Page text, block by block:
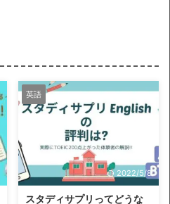
英語
2022/5/8
スタディサプリってどうな